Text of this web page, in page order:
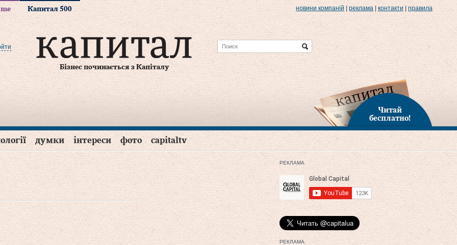
Капитал 500 новини компаній реклама контакти правила
Бізнес починається з Капіталу
Читай
бесплатно!
думки інтереси фото capitaltv
РЕКЛАМА
РЕКЛАМА